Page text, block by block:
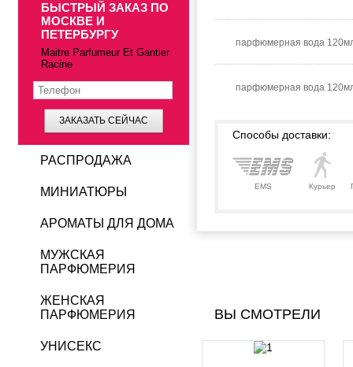
парфюмерная вода
парфюмерная вода
Способы доставки:
EMS Курьер
ВЫ СМОТРЕЛИ
БЫСТРЫЙ ЗАКАЗ ПО
МОСКВЕ И
ПЕТЕРБУРГУ
Maitre Parfumeur Et Gantier
Racine
ЗАКАЗАТЬ СЕЙЧАС
РАСПРОДАЖА
МИНИАТЮРЫ
АРОМАТЫ ДЛЯ ДОМА
МУЖСКАЯ
ПАРФЮМЕРИЯ
ЖЕНСКАЯ
ПАРФЮМЕРИЯ
УНИСЕКС